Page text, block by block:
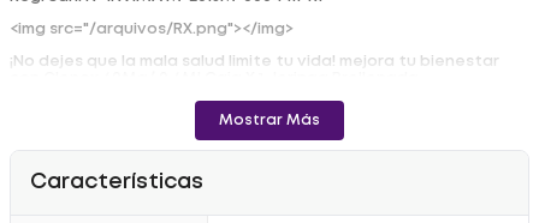
<img src="/arquivos/RX.png"></img>
¡No dejes que la mala salud limite tu vida! mejora tu bienestar
Mostrar Más
Características